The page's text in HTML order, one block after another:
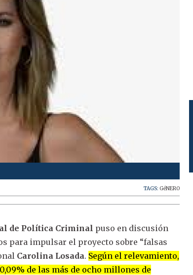
TAGS:GéNERO
de Política Criminal puso en discusión
para impulsar el proyecto sobre “falsas
Carolina Losada. Según el relevamiento,
de las más de ocho millones de